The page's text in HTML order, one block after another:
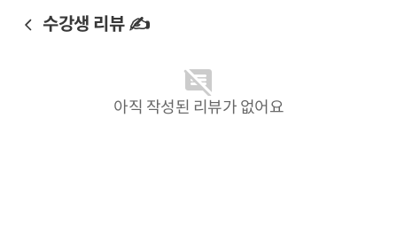
수강생 리뷰 ✍️
아직 작성된 리뷰가 없어요